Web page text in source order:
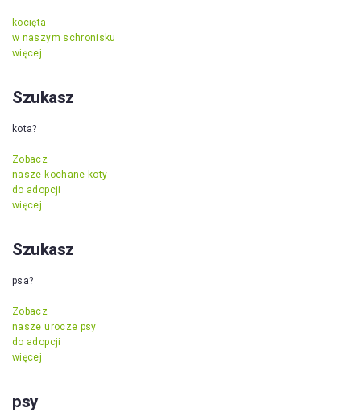
kocięta
w naszym schronisku
więcej
Szukasz
kota?
Zobacz
nasze kochane koty
do adopcji
więcej
Szukasz
psa?
Zobacz
nasze urocze psy
do adopcji
więcej
psy